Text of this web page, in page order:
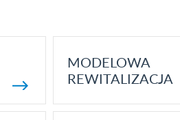
MODELOWA
REWITALIZACJA